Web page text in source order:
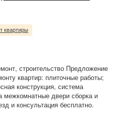
квартиры
строительство Предложение
квартир: плиточные работы;
конструкция, система
межкомнатные двери сборка и
и консультация бесплатно.